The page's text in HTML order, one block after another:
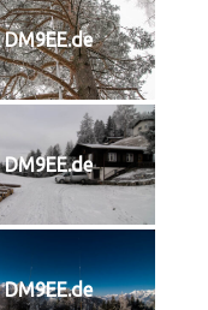
DM9EE.de
DM9EE.de
DM9EE.de